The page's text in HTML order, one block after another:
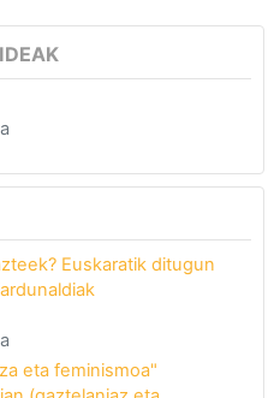
Euskaratik ditugun
eta feminismoa"